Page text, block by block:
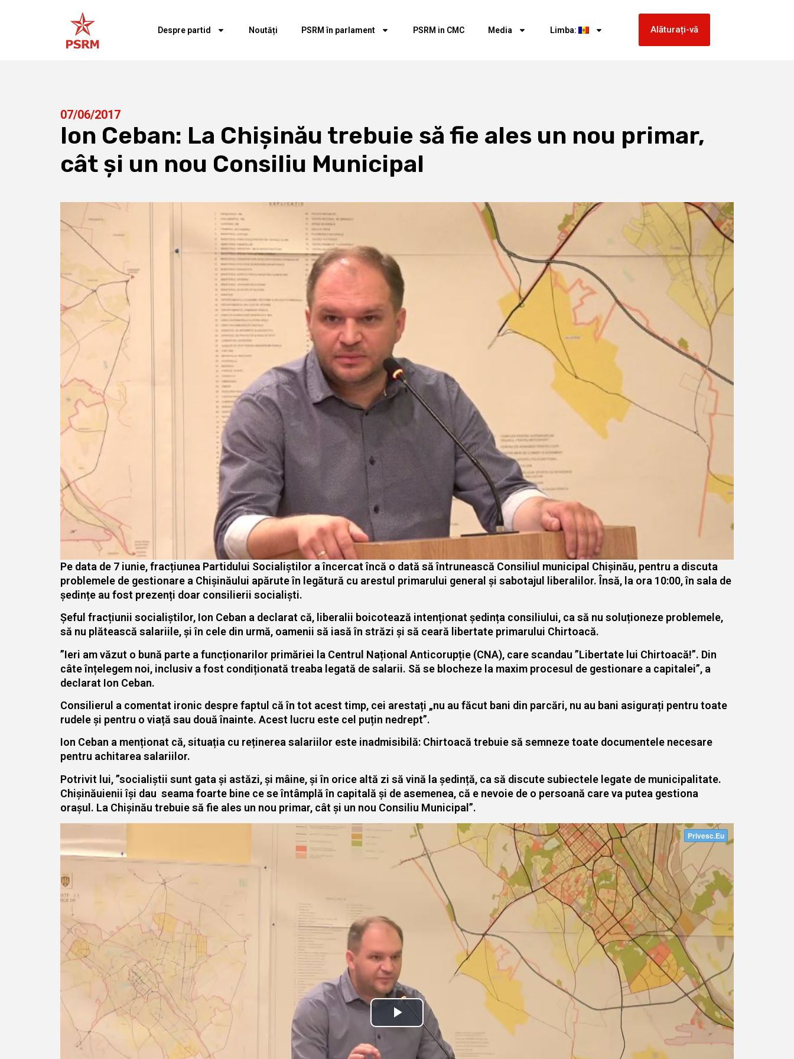
Despre partid Noutăți PSRM în parlament PSRM in CMC Media Limba: Alăturați-vă
07/06/2017
Ion Ceban: La Chișinău trebuie să fie ales un nou primar,
cât și un nou Consiliu Municipal
Pe data de 7 iunie, fracțiunea Partidului Socialiștilor a încercat încă o dată să întrunească Consiliul municipal Chișinău, pentru a discuta
problemele de gestionare a Chișinăului apărute în legătură cu arestul primarului general și sabotajul liberalilor. Însă, la ora 10:00, în sala de
ședințe au fost prezenți doar consilierii socialiști.
Șeful fracțiunii socialiștilor, Ion Ceban a declarat că, liberalii boicotează intenționat ședința consiliului, ca să nu soluționeze problemele,
să nu plătească salariile, și în cele din urmă, oamenii să iasă în străzi și să ceară libertate primarului Chirtoacă.
”Ieri am văzut o bună parte a funcționarilor primăriei la Centrul Național Anticorupție (CNA), care scandau ”Libertate lui Chirtoacă!”. Din
câte înțelegem noi, inclusiv a fost condiționată treaba legată de salarii. Să se blocheze la maxim procesul de gestionare a capitalei”, a
declarat Ion Ceban.
Consilierul a comentat ironic despre faptul că în tot acest timp, cei arestați „nu au făcut bani din parcări, nu au bani asigurați pentru toate
rudele și pentru o viață sau două înainte. Acest lucru este cel puțin nedrept”.
Ion Ceban a menționat că, situația cu reținerea salariilor este inadmisibilă: Chirtoacă trebuie să semneze toate documentele necesare
pentru achitarea salariilor.
Potrivit lui, ”socialiștii sunt gata și astăzi, și mâine, și în orice altă zi să vină la ședință, ca să discute subiectele legate de municipalitate.
Chișinăuienii își dau seama foarte bine ce se întâmplă în capitală și de asemenea, că e nevoie de o persoană care va putea gestiona
orașul. La Chișinău trebuie să fie ales un nou primar, cât și un nou Consiliu Municipal”.